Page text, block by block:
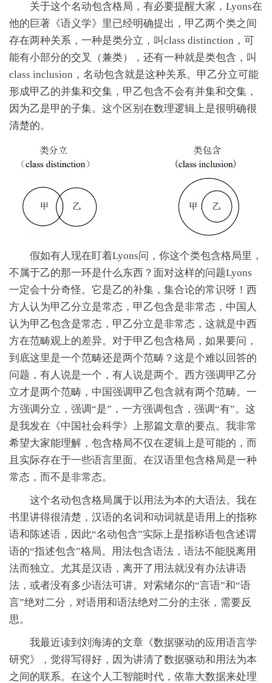
关于这个名动包含格局，有必要提醒大家，Lyons在
他的巨著《语义学》里已经明确提出，甲乙两个类之间
存在两种关系，一种是类分立，叫class distinction，可
能有小部分的交叉（兼类），还有一种就是类包含，叫
class inclusion，名动包含就是这种关系。甲乙分立可能
形成甲乙的并集和交集，甲乙包含不会有并集和交集，
因为乙是甲的子集。这个区别在数理逻辑上是很明确很
清楚的。
假如有人现在盯着Lyons问，你这个类包含格局里，
不属于乙的那一环是什么东西？面对这样的问题Lyons
一定会十分奇怪。它是乙的补集，集合论的常识呀！西
方人认为甲乙分立是常态，甲乙包含是非常态，中国人
认为甲乙包含是常态，甲乙分立是非常态，这就是中西
方在范畴观上的差异。对于甲乙包含格局，如果要问，
到底这里是一个范畴还是两个范畴？这是个难以回答的
问题，有人说是一个，有人说是两个。西方强调甲乙分
立才是两个范畴，中国强调甲乙包含就有两个范畴。一
方强调分立，强调“是”，一方强调包含，强调“有”。这
是我发在《中国社会科学》上那篇文章的要点。我非常
希望大家能理解，包含格局不仅在逻辑上是可能的，而
且实际存在于一些语言里面。在汉语里包含格局是一种
常态，而不是非常态。
这个名动包含格局属于以用法为本的大语法。我在
书里讲得很清楚，汉语的名词和动词就是语用上的指称
语和陈述语，因此“名动包含”实际上是指称语包含述谓
语的“指述包含”格局。用法包含语法，语法不能脱离用
法而独立。尤其是汉语，离开了用法就没有办法讲语
法，或者没有多少语法可讲。对索绪尔的“言语”和“语
言”绝对二分，对语用和语法绝对二分的主张，需要反
思。
我最近读到刘海涛的文章《数据驱动的应用语言学
研究》，觉得写得好，因为讲清了数据驱动和用法为本
之间的联系。在这个人工智能时代，依靠大数据来处理